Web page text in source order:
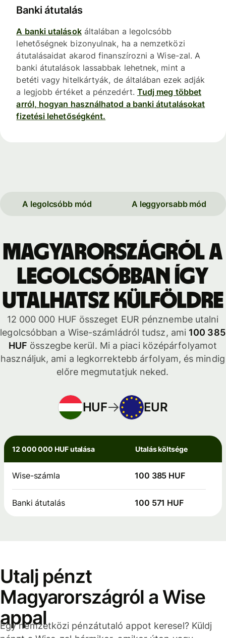
Banki átutalás
A banki utalásokáltalában a legolcsóbb
lehetőségnek bizonyulnak, ha a nemzetközi
átutalásaidat akarod finanszírozni a Wise-zal. A
banki átutalások lassabbak lehetnek, mint a
betéti vagy hitelkártyák, de általában ezek adják
a legjobb értéket a pénzedért. Tudj meg többet
arról, hogyan használhatod a banki átutalásokat
fizetési lehetőségként.
A legolcsóbb mód A leggyorsabb mód
Magyarországról a
legolcsóbban így
utalhatsz külföldre
12 000 000 HUF összeget EUR pénznembe utalni
legolcsóbban a Wise-számládról tudsz, ami 100 385
HUF összegbe kerül. Mi a piaci középárfolyamot
használjuk, ami a legkorrektebb árfolyam, és mindig
előre megmutatjuk neked.
HUF EUR
12 000 000 HUF utalása Utalás költsége
Wise-számla 100 385 HUF
Banki átutalás 100 571 HUF
Utalj pénzt
Magyarországról a Wise
appal
Egy nemzetközi pénzátutaló appot keresel? Küldj